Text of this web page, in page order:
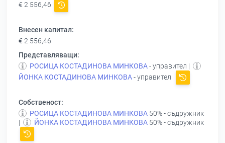
€ 2 556,46
Внесен капитал:
€ 2 556,46
Представляващи:
РОСИЦА КОСТАДИНОВА МИНКОВА- управител |
ЙОНКА КОСТАДИНОВА МИНКОВА- управител
Собственост:
РОСИЦА КОСТАДИНОВА МИНКОВА 50% - съдружник
|
ЙОНКА КОСТАДИНОВА МИНКОВА 50% - съдружник